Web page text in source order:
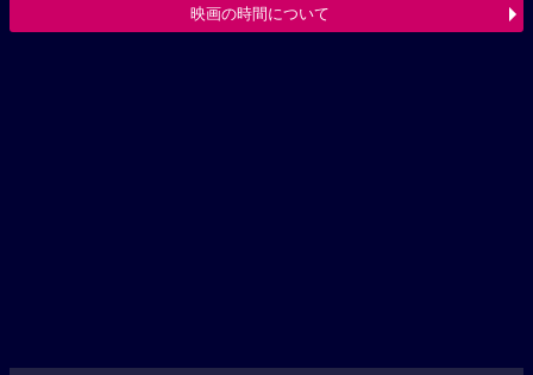
映画の時間について